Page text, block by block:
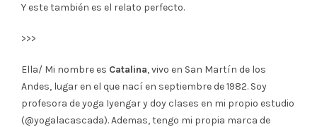
Y este también es el relato perfecto.
>>>
Ella/ Mi nombre es Catalina, vivo en San Martín de los
Andes, lugar en el que nací en septiembre de 1982. Soy
profesora de yoga Iyengar y doy clases en mi propio estudio
(@yogalacascada). Ademas, tengo mi propia marca de